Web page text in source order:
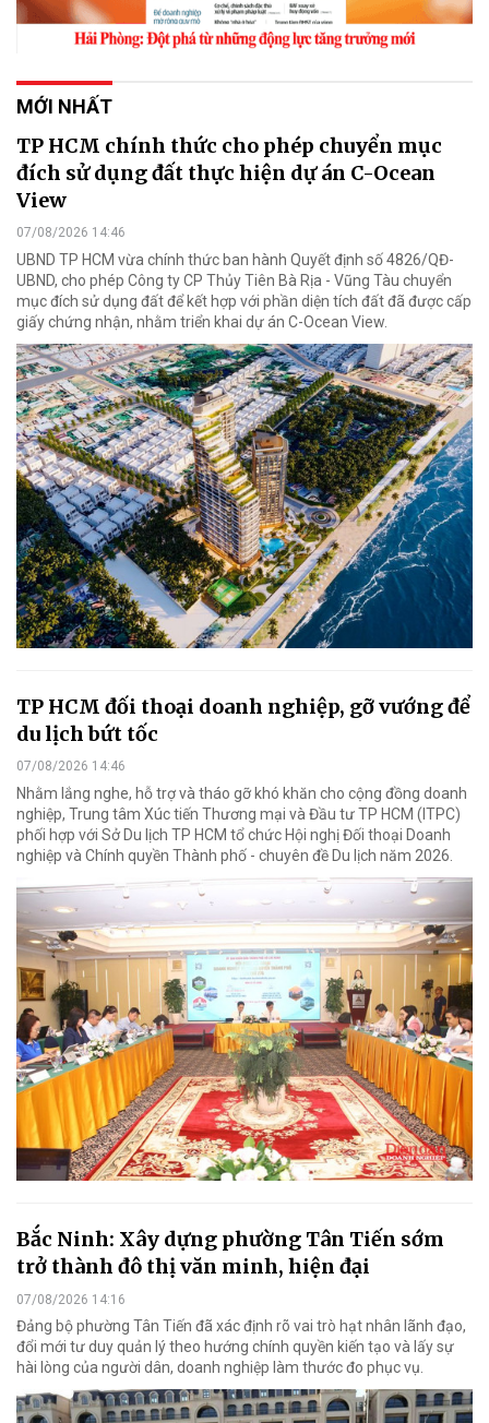
MỚI NHẤT
TP HCM chính thức cho phép chuyển mục
đích sử dụng đất thực hiện dự án C-Ocean
View
07/08/2026 14:46
UBND TP HCM vừa chính thức ban hành Quyết định số 4826/QĐ-
UBND, cho phép Công ty CP Thủy Tiên Bà Rịa - Vũng Tàu chuyển
mục đích sử dụng đất để kết hợp với phần diện tích đất đã được cấp
giấy chứng nhận, nhằm triển khai dự án C-Ocean View.
TP HCM đối thoại doanh nghiệp, gỡ vướng để
du lịch bứt tốc
07/08/2026 14:46
Nhằm lắng nghe, hỗ trợ và tháo gỡ khó khăn cho cộng đồng doanh
nghiệp, Trung tâm Xúc tiến Thương mại và Đầu tư TP HCM (ITPC)
phối hợp với Sở Du lịch TP HCM tổ chức Hội nghị Đối thoại Doanh
nghiệp và Chính quyền Thành phố - chuyên đề Du lịch năm 2026.
Bắc Ninh: Xây dựng phường Tân Tiến sớm
trở thành đô thị văn minh, hiện đại
07/08/2026 14:16
Đảng bộ phường Tân Tiến đã xác định rõ vai trò hạt nhân lãnh đạo,
đổi mới tư duy quản lý theo hướng chính quyền kiến tạo và lấy sự
hài lòng của người dân, doanh nghiệp làm thước đo phục vụ.